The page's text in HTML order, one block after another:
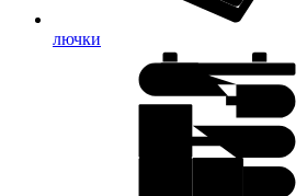
лючки